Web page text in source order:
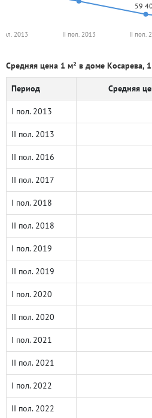
59
2013 II пол. 2013 II пол.
Средняя цена 1 м² в доме Косарева,
Период Средняя
I пол. 2013
II пол. 2013
II пол. 2016
II пол. 2017
I пол. 2018
II пол. 2018
I пол. 2019
II пол. 2019
I пол. 2020
II пол. 2020
I пол. 2021
II пол. 2021
I пол. 2022
II пол. 2022